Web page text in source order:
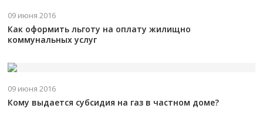
09 июня 2016
Как оформить льготу на оплату жилищно
коммунальных услуг
09 июня 2016
Кому выдается субсидия на газ в частном доме?